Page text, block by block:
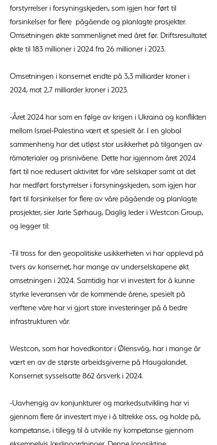
forstyrrelser i forsyningskjeden, som igjen har ført til
forsinkelser for flere pågående og planlagte prosjekter.
Omsetningen økte sammenlignet med året før. Driftsresultatet
økte til 183 millioner i 2024 fra 26 millioner i 2023.
Omsetningen i konsernet endte på 3,3 milliarder kroner i
2024, mot 2,7 milliarder kroner i 2023.
-Året 2024 har som en følge av krigen i Ukraina og konflikten
mellom Israel-Palestina vært et spesielt år. I en global
sammenheng har det utløst stor usikkerhet på tilgangen av
råmaterialer og prisnivåene. Dette har igjennom året 2024
ført til noe redusert aktivitet for våre selskaper samt at det
har medført forstyrrelser i forsyningskjeden, som igjen har
ført til forsinkelser for flere av våre pågående og planlagte
prosjekter, sier Jarle Sørhaug, Daglig leder i Westcon Group,
og legger til:
-Til tross for den geopolitiske usikkerheten vi har opplevd på
tvers av konsernet, har mange av underselskapene økt
omsetningen i 2024. Samtidig har vi investert for å kunne
styrke leveransen vår de kommende årene, spesielt på
verftene våre har vi gjort store investeringer på å bedre
infrastrukturen vår.
Westcon, som har hovedkontor i Ølensvåg, har i mange år
vært en av de største arbeidsgiverne på Haugalandet.
Konsernet sysselsatte 862 årsverk i 2024.
-Uavhengig av konjunkturer og markedsutvikling har vi
gjennom flere år investert mye i å tiltrekke oss, og holde på,
kompetanse, i tillegg til å utvikle ny kompetanse gjennom